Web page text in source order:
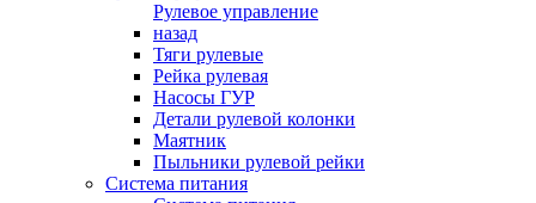
Рулевое управление
назад
Тяги рулевые
Рейка рулевая
Насосы ГУР
Детали рулевой колонки
Маятник
Пыльники рулевой рейки
Система питания